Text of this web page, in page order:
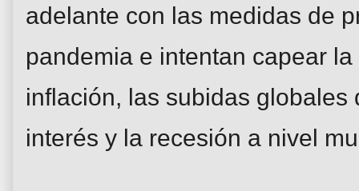
adelante con las medidas de
pandemia e intentan capear
inflación, las subidas globales
interés y la recesión a nivel